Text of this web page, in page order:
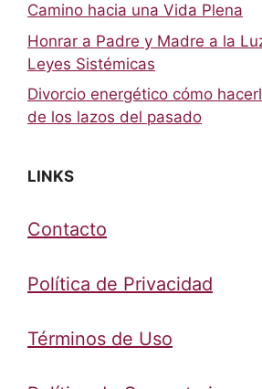
Camino hacia una Vida Plena
Honrar a Padre y Madre a la
Leyes Sistémicas
Divorcio energético cómo
de los lazos del pasado
LINKS
Contacto
Política de Privacidad
Términos de Uso